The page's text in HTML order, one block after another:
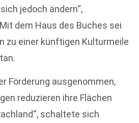
jedoch ändern“,
dem Haus des Buches sei
zu einer künftigen Kulturmeile
Förderung ausgenommen,
reduzieren ihre Flächen
schaltete sich